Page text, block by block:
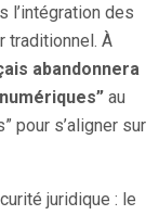
l’intégration des
traditionnel. À
abandonnera
au
pour s’aligner sur
juridique : le